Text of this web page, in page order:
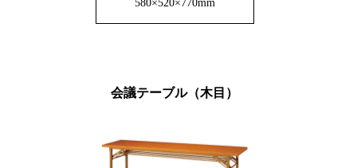
580×520×770mm
会議テーブル（木目）